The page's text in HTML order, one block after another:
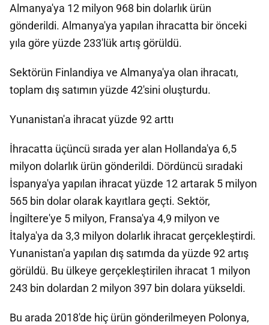
Almanya'ya 12 milyon 968 bin dolarlık ürün
gönderildi. Almanya'ya yapılan ihracatta bir önceki
yıla göre yüzde 233'lük artış görüldü.
Sektörün Finlandiya ve Almanya'ya olan ihracatı,
toplam dış satımın yüzde 42'sini oluşturdu.
Yunanistan'a ihracat yüzde 92 arttı
İhracatta üçüncü sırada yer alan Hollanda'ya 6,5
milyon dolarlık ürün gönderildi. Dördüncü sıradaki
İspanya'ya yapılan ihracat yüzde 12 artarak 5 milyon
565 bin dolar olarak kayıtlara geçti. Sektör,
İngiltere'ye 5 milyon, Fransa'ya 4,9 milyon ve
İtalya'ya da 3,3 milyon dolarlık ihracat gerçekleştirdi.
Yunanistan'a yapılan dış satımda da yüzde 92 artış
görüldü. Bu ülkeye gerçekleştirilen ihracat 1 milyon
243 bin dolardan 2 milyon 397 bin dolara yükseldi.
Bu arada 2018'de hiç ürün gönderilmeyen Polonya,